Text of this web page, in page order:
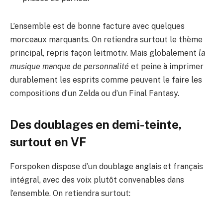
L’ensemble est de bonne facture avec quelques
morceaux marquants. On retiendra surtout le thème
principal, repris façon leitmotiv. Mais globalement la
musique manque de personnalité et peine à imprimer
durablement les esprits comme peuvent le faire les
compositions d’un Zelda ou d’un Final Fantasy.
Des doublages en demi-teinte,
surtout en VF
Forspoken dispose d’un doublage anglais et français
intégral, avec des voix plutôt convenables dans
l’ensemble. On retiendra surtout: